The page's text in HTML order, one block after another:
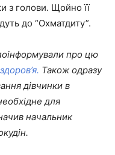
з голови. Щойно її
до “Охматдиту”.
про цю
Також одразу
дівчинки в
для
начальник